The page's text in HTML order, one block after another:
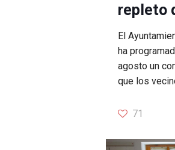
repleto
El
ha
agosto un
que los
71